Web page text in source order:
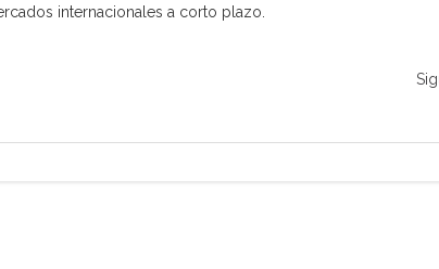
internacionales a corto plazo.